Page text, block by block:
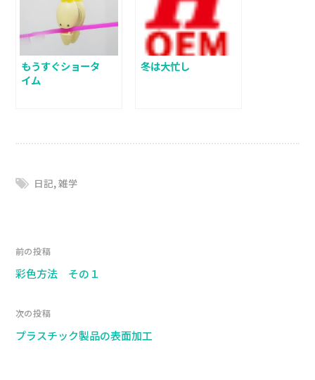
もうすぐショータ
イム
冬は大忙し
日記,雑学
前の投稿
彩色方法 その１
次の投稿
プラスチック製品の表面加工